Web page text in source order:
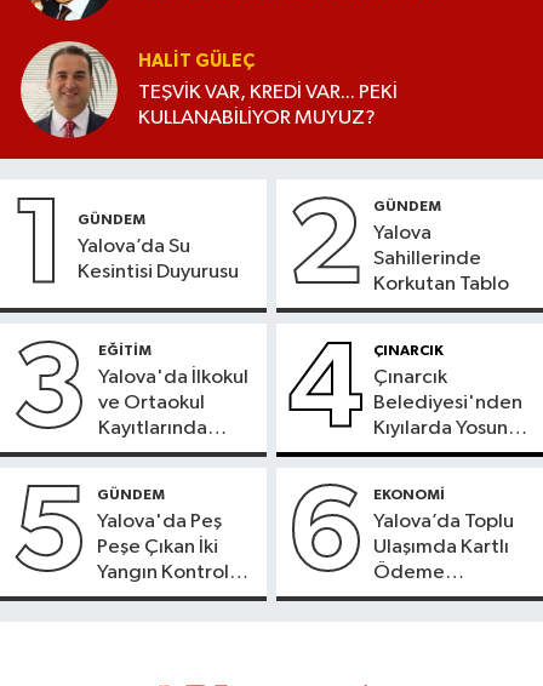
HALIT GÜLEÇ
TEŞVİK VAR, KREDİ VAR... PEKİ
KULLANABİLİYOR MUYUZ?
1 GÜNDEM
Yalova’da Su
Kesintisi Duyurusu
2 GÜNDEM
Yalova
Sahillerinde
Korkutan Tablo
3 EĞİTİM
Yalova'da İlkokul
ve Ortaokul
Kayıtlarında
Adres
Süreci Başladı
4 ÇINARCIK
Çınarcık
Belediyesi'nden
Kıyılarda Yosun
Temizliği
5 GÜNDEM
Yalova'da Peş
Peşe Çıkan İki
Yangın Kontrol
Altına Alındı
6 EKONOMİ
Yalova’da Toplu
Ulaşımda Kartlı
Ödeme
Beklentisi